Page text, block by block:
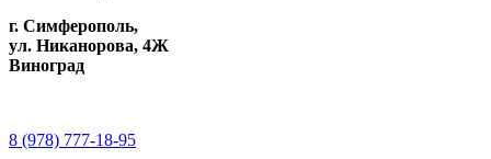
г. Симферополь,
ул. Никанорова, 4Ж
Виноград
8 (978) 777-18-95